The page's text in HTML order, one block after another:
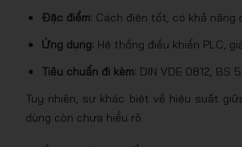
Đặc điểm: Cách điện tốt, có khả năng
Ứng dụng: Hệ thống điều khiển PLC,
Tiêu chuẩn đi kèm: DIN VDE 0812,
Tuy nhiên, sự khác biệt về hiệu suất
dùng còn chưa hiểu rõ.